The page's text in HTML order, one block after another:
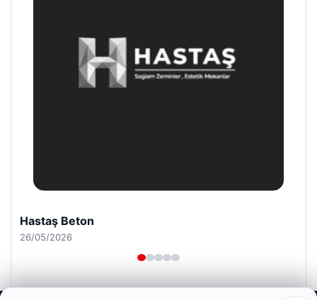
Hastaş Beton
26/05/2026